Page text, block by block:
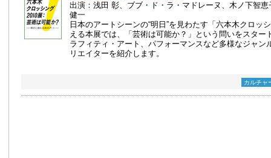
出演：浅田 彰、ブブ・ド・ラ・マドレーヌ、木ノ下智
健一
日本のアートシーンの“明日”を見わたす「六本木クロッ
える本展では、「芸術は可能か？」という問いをスター
ラフィティ・アート、パフォーマンスなど多様なジャン
リエイターを紹介します。
カルチャ